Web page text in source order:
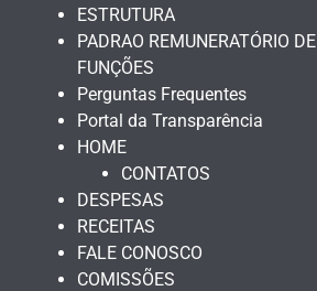
ESTRUTURA
PADRAO REMUNERATÓRIO
FUNÇÕES
Perguntas Frequentes
Portal da Transparência
HOME
CONTATOS
DESPESAS
RECEITAS
FALE CONOSCO
COMISSÕES